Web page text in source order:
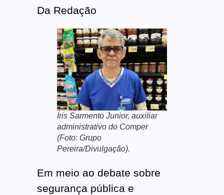
Da Redação
Iris Sarmento Junior, auxiliar
administrativo do Comper
(Foto: Grupo
Pereira/Divulgação).
Em meio ao debate sobre
segurança pública e